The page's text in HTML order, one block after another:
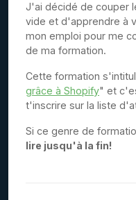
J'ai décidé de couper
vide et d'apprendre à
mon emploi pour me
de ma formation.
Cette formation
grâce à Shopify" et
t'inscrire sur la liste
Si ce genre de
lire jusqu'à la fin!